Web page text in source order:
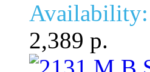
Availability:
2,389 р.